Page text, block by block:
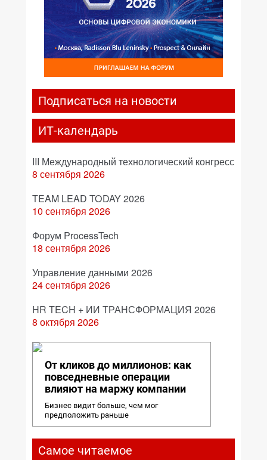
Подписаться на новости
ИТ-календарь
III Международный технологический конгресс
8 сентября 2026
TEAM LEAD TODAY 2026
10 сентября 2026
Форум ProcessTech
18 сентября 2026
Управление данными 2026
24 сентября 2026
HR TECH + ИИ ТРАНСФОРМАЦИЯ 2026
8 октября 2026
От кликов до миллионов: как
повседневные операции
влияют на маржу компании
Бизнес видит больше, чем мог
предположить раньше
Самое читаемое